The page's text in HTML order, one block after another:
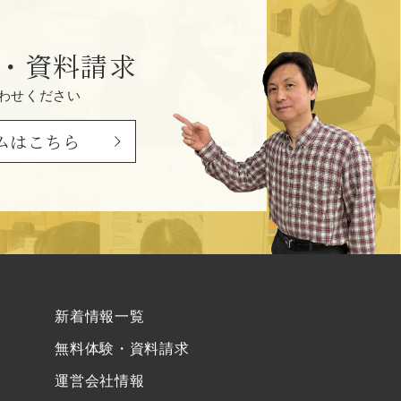
資料請求
せください
はこちら
新着情報一覧
無料体験・資料請求
運営会社情報